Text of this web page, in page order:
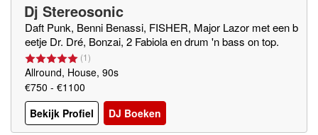
Dj Stereosonic
Daft Punk, Benni Benassi, FISHER, Major Lazor met een b
eetje Dr. Dré, Bonzai, 2 Fabiola en drum 'n bass on top.
(1)
Allround, House, 90s
€750 - €1100
Bekijk Profiel
DJ Boeken